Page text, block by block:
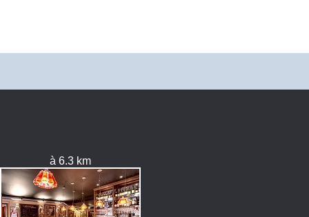
à 6.3 km